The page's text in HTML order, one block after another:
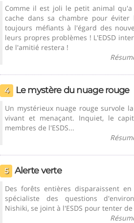
Comme il est joli le petit animal
cache dans sa chambre pour éviter
toujours méfiants à l'égard des
leurs propres problèmes ! L'EDSD
de l'amitié restera !
4 Le mystère du nuage rouge
Un mystérieux nuage rouge survole
vivant et menaçant. Inquiet, le
membres de l'ESDS...
5 Alerte verte
Des forêts entières disparaissent
spécialiste des questions
Nishiki, se joint à l'ESDS pour tenter